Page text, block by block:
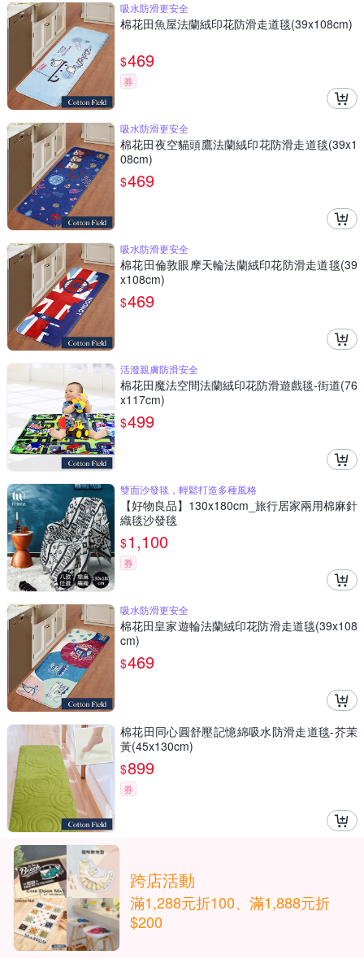
吸水防滑更安全
棉花田魚屋法蘭絨印花防滑走道毯(39x108cm)
$469
券
吸水防滑更安全
棉花田夜空貓頭鷹法蘭絨印花防滑走道毯(39x1
08cm)
$469
吸水防滑更安全
棉花田倫敦眼摩天輪法蘭絨印花防滑走道毯(39
x108cm)
$469
活潑親膚防滑安全
棉花田魔法空間法蘭絨印花防滑遊戲毯-街道(76
x117cm)
$499
雙面沙發毯，輕鬆打造多種風格
【好物良品】130x180cm_旅行居家兩用棉麻針
織毯沙發毯
$1,100
券
吸水防滑更安全
棉花田皇家遊輪法蘭絨印花防滑走道毯(39x108
cm)
$469
棉花田同心圓舒壓記憶綿吸水防滑走道毯-芥茉
黃(45x130cm)
$899
券
跨店活動
滿1,288元折100、滿1,888元折
$200